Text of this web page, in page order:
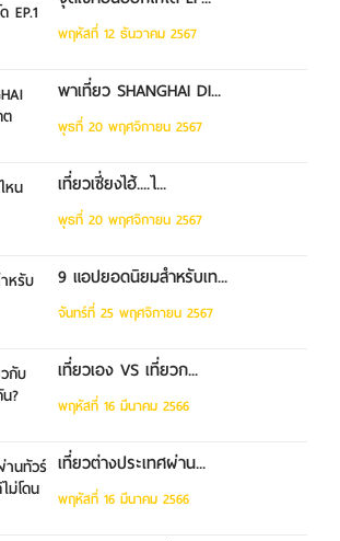
พฤหัสที่ 12 ธันวาคม 2567
พาเที่ยว SHANGHAI DI...
พุธที่ 20 พฤศจิกายน 2567
เที่ยวเซี่ยงไฮ้....ไ...
พุธที่ 20 พฤศจิกายน 2567
9 แอปยอดนิยมสำหรับเท...
จันทร์ที่ 25 พฤศจิกายน 2567
เที่ยวเอง VS เที่ยวก...
พฤหัสที่ 16 มีนาคม 2566
เที่ยวต่างประเทศผ่าน...
พฤหัสที่ 16 มีนาคม 2566